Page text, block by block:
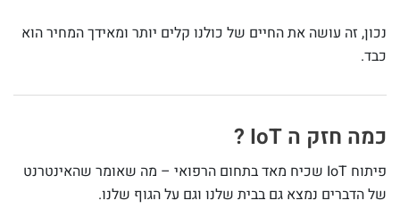
נכון, זה עושה את החיים של כולנו קלים יותר ומאידך המחיר הוא
כבד.
כמה חזק ה IoT ?
פיתוח IoT שכיח מאד בתחום הרפואי – מה שאומר שהאינטרנט
של הדברים נמצא גם בבית שלנו וגם על הגוף שלנו.